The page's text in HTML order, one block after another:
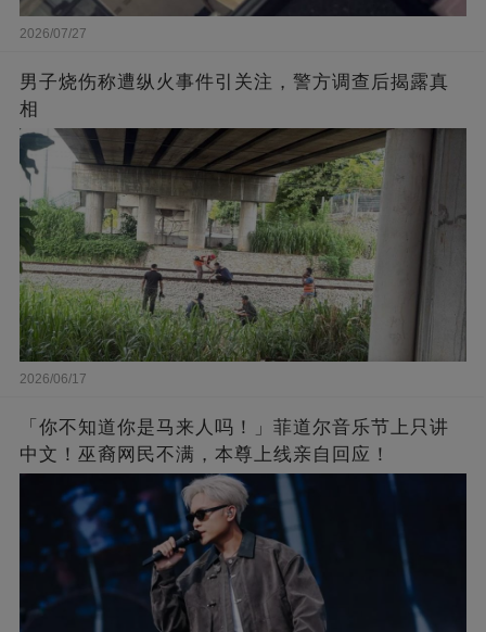
2026/07/27
男子烧伤称遭纵火事件引关注，警方调查后揭露真
相
2026/06/17
「你不知道你是马来人吗！」菲道尔音乐节上只讲
中文！巫裔网民不满，本尊上线亲自回应！